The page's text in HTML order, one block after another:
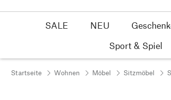
SALE NEU
Sport & Spiel
Startseite Wohnen Möbel Sitzmöbel